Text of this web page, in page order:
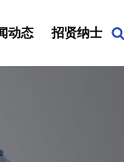
动态 招贤纳士